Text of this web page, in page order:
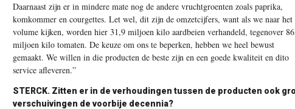
Daarnaast zijn er in mindere mate nog de andere vruchtgroenten zoals paprika,
komkommer en courgettes. Let wel, dit zijn de omzetcijfers, want als we naar het
volume kijken, worden hier 31,9 miljoen kilo aardbeien verhandeld, tegenover
miljoen kilo tomaten. De keuze om ons te beperken, hebben we heel bewust
gemaakt. We willen in die producten de beste zijn en een goede kwaliteit en dito
service afleveren.”
STERCK. Zitten er in de verhoudingen ­tussen de producten ook
verschuivingen de voorbije decennia?